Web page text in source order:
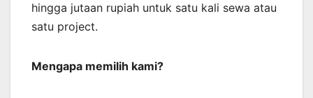
hingga jutaan rupiah untuk satu kali sewa atau
satu project.
Mengapa memilih kami?